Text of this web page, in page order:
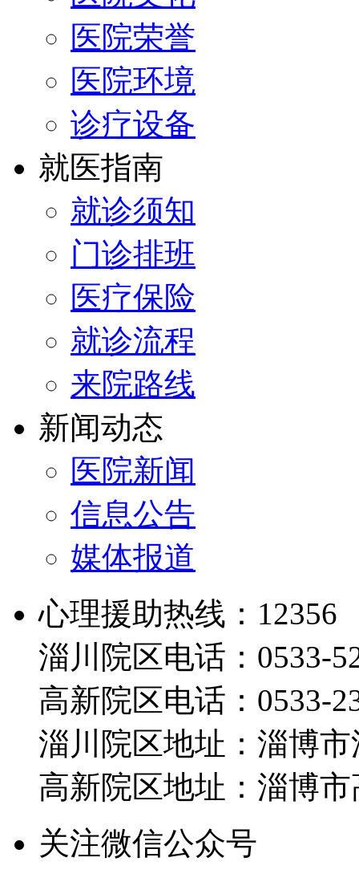
医院荣誉
医院环境
诊疗设备
就医指南
就诊须知
门诊排班
医疗保险
就诊流程
来院路线
新闻动态
医院新闻
信息公告
媒体报道
心理援助热线：12356
淄川院区电话：0533-
高新院区电话：0533-
淄川院区地址：淄博
高新院区地址：淄博
关注微信公众号